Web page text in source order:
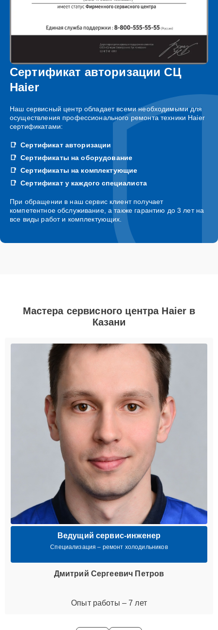
Сертификат авторизации СЦ
Haier
Наш сервисный центр обладает всеми необходимыми для
осуществления профессионального ремонта техники Haier
сертификатами:
Сертификат авторизации
Сертификаты на оборудование
Сертификаты на комплектующие
Сертификат у каждого специалиста
При обращении в наш сервис клиент получает
компетентное обслуживание, а также гарантию до 3 лет на
все виды работ и комплектующих.
Мастера сервисного центра Haier в
Казани
Ведущий сервис-инженер
Специализация – ремонт холодильников
Дмитрий Сергеевич Петров
Опыт работы – 7 лет